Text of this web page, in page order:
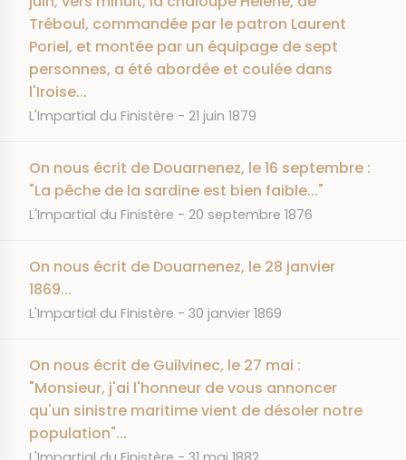
Tréboul, commandée par le patron Laurent
Poriel, et montée par un équipage de sept
personnes, a été abordée et coulée dans
l'Iroise...
JOURNAL
L'Impartial du Finistère DATE
21 juin 1879
On nous écrit de Douarnenez, le 16 septembre :
"La pêche de la sardine est bien faible..."
JOURNAL
L'Impartial du Finistère DATE
20 septembre 1876
On nous écrit de Douarnenez, le 28 janvier
1869...
JOURNAL
L'Impartial du Finistère DATE
30 janvier 1869
On nous écrit de Guilvinec, le 27 mai :
"Monsieur, j'ai l'honneur de vous annoncer
qu'un sinistre maritime vient de désoler notre
population"...
JOURNAL DATE